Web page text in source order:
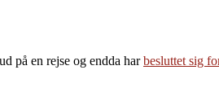
på en rejse og endda harbesluttet sig